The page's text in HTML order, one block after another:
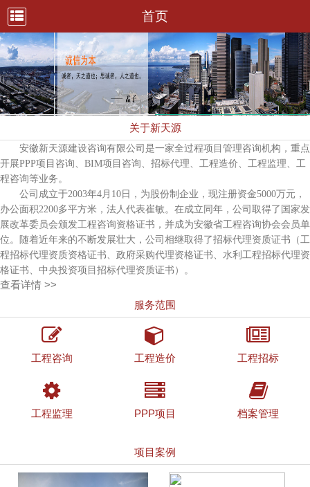
首页
关于新天源
安徽新天源建设咨询有限公司是一家全过程项目管理咨询机构，重点
开展PPP项目咨询、BIM项目咨询、招标代理、工程造价、工程监理、工
程咨询等业务。
公司成立于2003年4月10日，为股份制企业，现注册资金5000万元，
办公面积2200多平方米，法人代表崔敏。在成立同年，公司取得了国家发
展改革委员会颁发工程咨询资格证书，并成为安徽省工程咨询协会会员单
位。随着近年来的不断发展壮大，公司相继取得了招标代理资质证书（工
程招标代理资质资格证书、政府采购代理资格证书、水利工程招标代理资
格证书、中央投资项目招标代理资质证书）。
查看详情 >>
服务范围
工程咨询 工程造价 工程招标
工程监理 PPP项目 档案管理
项目案例